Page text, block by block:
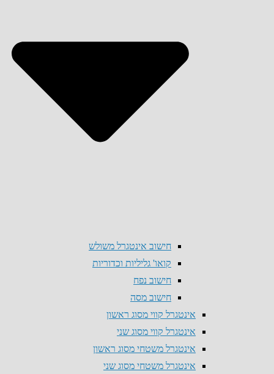
חישוב אינטגרל משולש
קואו' גליליות וכדוריות
חישוב נפח
חישוב מסה
אינטגרל קווי מסוג ראשון
אינטגרל קווי מסוג שני
אינטגרל משטחי מסוג ראשון
אינטגרל משטחי מסוג שני